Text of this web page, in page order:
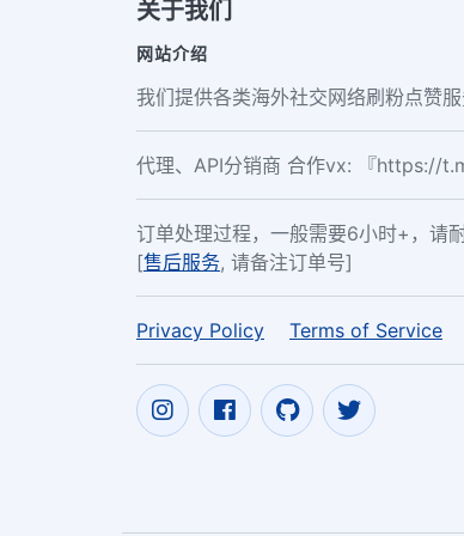
关于我们
网站介绍
我们提供各类海外社交网络刷粉点赞
代理、API分销商 合作vx: 『https://
订单处理过程，一般需要6小时+，请耐
[售后服务, 请备注订单号]
Privacy Policy Terms of Service